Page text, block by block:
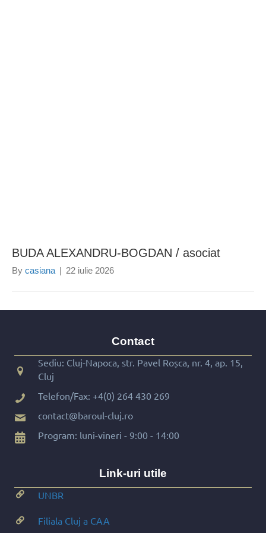
BUDA ALEXANDRU-BOGDAN / asociat
By casiana | 22 iulie 2026
Contact
Sediu: Cluj-Napoca, str. Pavel Roșca, nr. 4, ap. 15,
Cluj
Telefon/Fax: +4(0) 264 430 269
contact@baroul-cluj.ro
Program: luni-vineri - 9:00 - 14:00
Link-uri utile
UNBR
Filiala Cluj a CAA